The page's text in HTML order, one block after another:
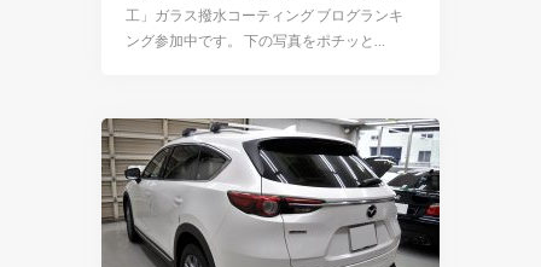
工」ガラス撥水コーティング ブログランキ
ング参加中です。 下の写真をポチッと…